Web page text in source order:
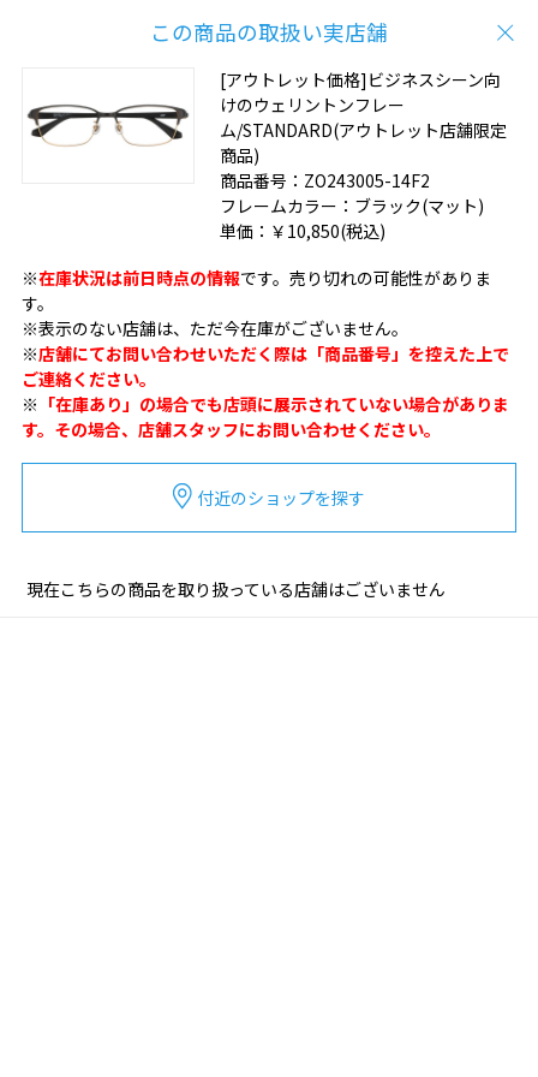
この商品の取扱い実店舗
[アウトレット価格]ビジネスシーン向
けのウェリントンフレー
ム/STANDARD(アウトレット店舗限定
商品)
商品番号： ZO243005-14F2
フレームカラー： ブラック(マット)
単価： ￥10,850(税込)
※在庫状況は前日時点の情報です。売り切れの可能性がありま
す。
※表示のない店舗は、ただ今在庫がございません。
※店舗にてお問い合わせいただく際は「商品番号」を控えた上で
ご連絡ください。
※ 「在庫あり」の場合でも店頭に展示されていない場合がありま
す。その場合、店舗スタッフにお問い合わせください。
付近のショップを探す
現在こちらの商品を取り扱っている店舗はございません